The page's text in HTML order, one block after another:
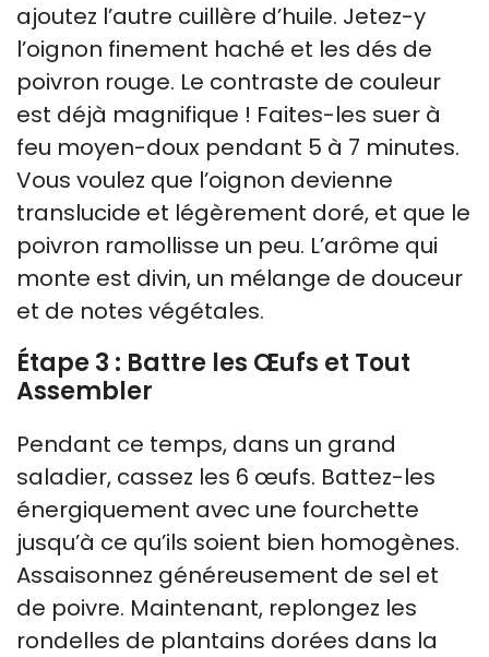
ajoutez l’autre cuillère d’huile. Jetez-y
l’oignon finement haché et les dés de
poivron rouge. Le contraste de couleur
est déjà magnifique ! Faites-les suer à
feu moyen-doux pendant 5 à 7 minutes.
Vous voulez que l’oignon devienne
translucide et légèrement doré, et que le
poivron ramollisse un peu. L’arôme qui
monte est divin, un mélange de douceur
et de notes végétales.
Étape 3 : Battre les Œufs et Tout
Assembler
Pendant ce temps, dans un grand
saladier, cassez les 6 œufs. Battez-les
énergiquement avec une fourchette
jusqu’à ce qu’ils soient bien homogènes.
Assaisonnez généreusement de sel et
de poivre. Maintenant, replongez les
rondelles de plantains dorées dans la